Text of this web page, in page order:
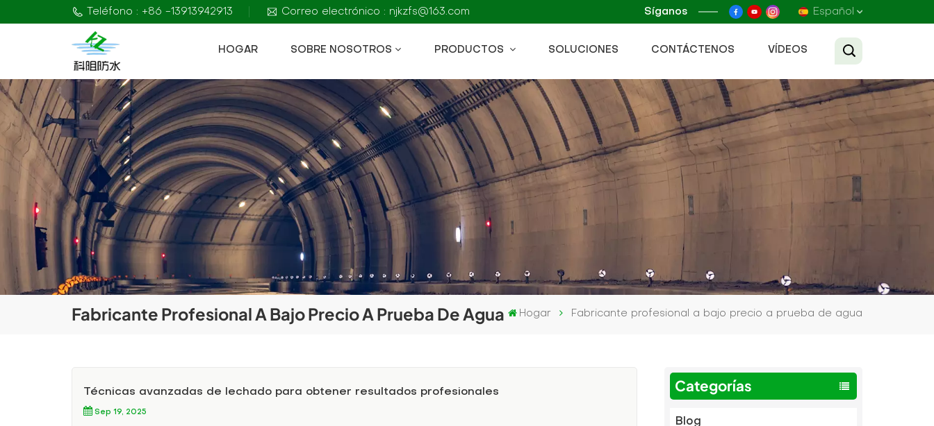
Teléfono : +86 -13913942913 Correo electrónico : njkzfs@163.com Síganos Español
Français
Русский
HOGAR SOBRE NOSOTROS PRODUCTOS SOLUCIONES CONTÁCTENOS VÍDEOS
Fabricante Profesional A Bajo Precio A Prueba De Agua Hogar Fabricante profesional a bajo precio a prueba de agua
Categorías
Blog
Técnicas avanzadas de lechado para obtener resultados profesionales
Sep 19, 2025